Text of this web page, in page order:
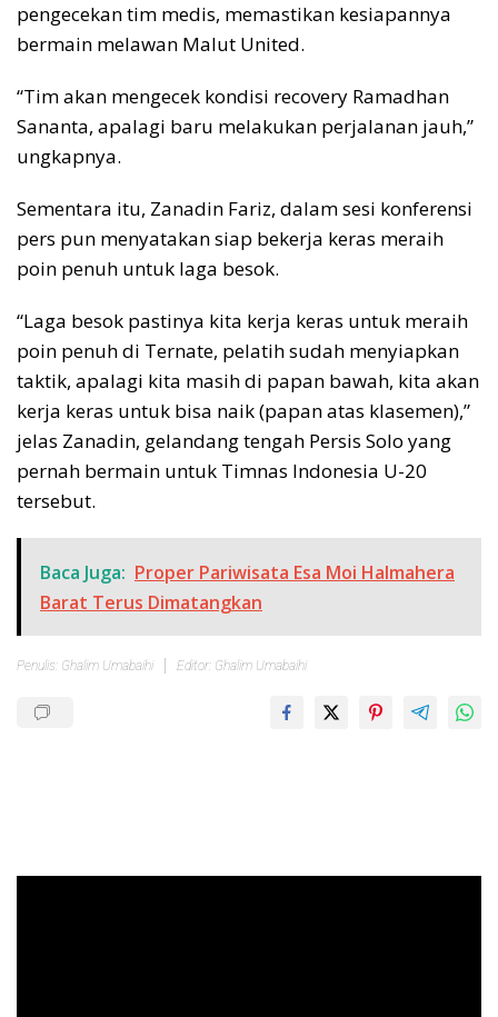
pengecekan tim medis, memastikan kesiapannya
bermain melawan Malut United.
“Tim akan mengecek kondisi recovery Ramadhan
Sananta, apalagi baru melakukan perjalanan jauh,”
ungkapnya.
Sementara itu, Zanadin Fariz, dalam sesi konferensi
pers pun menyatakan siap bekerja keras meraih
poin penuh untuk laga besok.
“Laga besok pastinya kita kerja keras untuk meraih
poin penuh di Ternate, pelatih sudah menyiapkan
taktik, apalagi kita masih di papan bawah, kita akan
kerja keras untuk bisa naik (papan atas klasemen),”
jelas Zanadin, gelandang tengah Persis Solo yang
pernah bermain untuk Timnas Indonesia U-20
tersebut.
Baca Juga: Proper Pariwisata Esa Moi Halmahera
Barat Terus Dimatangkan
Penulis: Ghalim Umabaihi Editor: Ghalim Umabaihi